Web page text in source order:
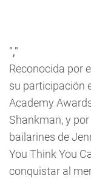
","
Reconocida por
su participación
Academy
Shankman, y
bailarines de
You Think You
conquistar al